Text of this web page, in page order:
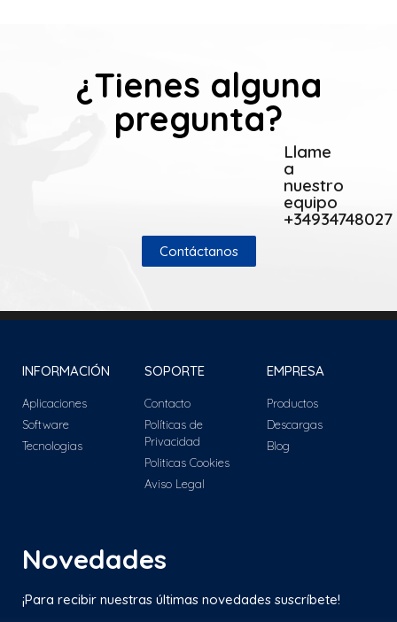
¿Tienes alguna
pregunta?
Llame
a
nuestro
equipo
+34934748027
Contáctanos
INFORMACIÓN
Aplicaciones
Software
Tecnologias
SOPORTE
Contacto
Políticas de
Privacidad
Politicas Cookies
Aviso Legal
EMPRESA
Productos
Descargas
Blog
Novedades
¡Para recibir nuestras últimas novedades suscríbete!